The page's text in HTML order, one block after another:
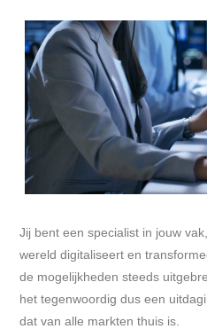
Jij bent een specialist in jouw
wereld digitaliseert en
de mogelijkheden steeds
het tegenwoordig dus een
dat van alle markten thuis is.